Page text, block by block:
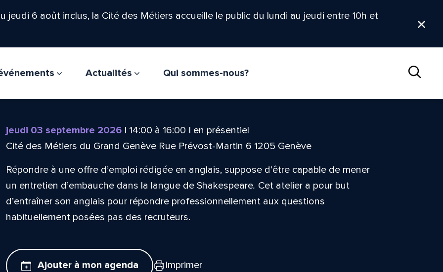
6 août inclus, la Cité des Métiers accueille le public du lundi au jeudi entre 10h et
Actualités
Qui sommes-nous?
jeudi 03 septembre 2026| 14:00 à 16:00 | en présentiel
Cité des Métiers du Grand Genève Rue Prévost-Martin 6 1205 Genève
Répondre à une offre d’emploi rédigée en anglais, suppose d’être capable de mener
un entretien d’embauche dans la langue de Shakespeare. Cet atelier a pour but
d’entraîner son anglais pour répondre professionnellement aux questions
habituellement posées pas des recruteurs.
Ajouter à mon agenda Imprimer